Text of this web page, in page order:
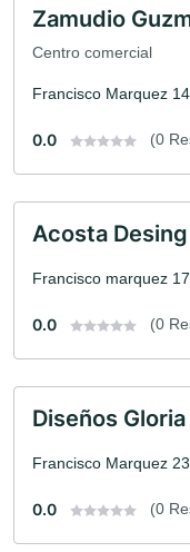
Zamudio
Centro comercial
Francisco Marquez
0.0 (0
Acosta
Francisco marquez
0.0 (0
Diseños
Francisco Marquez
0.0 (0